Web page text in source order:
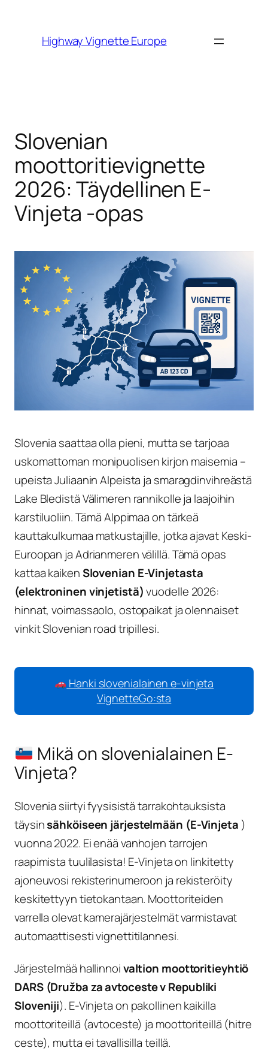
Highway Vignette Europe
Slovenian
moottoritievignette
2026: Täydellinen E-
Vinjeta -opas
Slovenia saattaa olla pieni, mutta se tarjoaa
uskomattoman monipuolisen kirjon maisemia –
upeista Juliaanin Alpeista ja smaragdinvihreästä
Lake Bledistä Välimeren rannikolle ja laajoihin
karstiluoliin. Tämä Alppimaa on tärkeä
kauttakulkumaa matkustajille, jotka ajavat Keski-
Euroopan ja Adrianmeren välillä. Tämä opas
kattaa kaikenSlovenian E-Vinjetasta
(elektroninen vinjetistä)vuodelle 2026:
hinnat, voimassaolo, ostopaikat ja olennaiset
vinkit Slovenian road tripillesi.
Hanki slovenialainen e-vinjeta
VignetteGo:sta
Mikä on slovenialainen E-
Vinjeta?
Slovenia siirtyi fyysisistä tarrakohtauksista
täysinsähköiseen järjestelmään (E-Vinjeta )
vuonna 2022. Ei enää vanhojen tarrojen
raapimista tuulilasista! E-Vinjeta on linkitetty
ajoneuvosi rekisterinumeroon ja rekisteröity
keskitettyyn tietokantaan. Moottoriteiden
varrella olevat kamerajärjestelmät varmistavat
automaattisesti vignettitilannesi.
Järjestelmää hallinnoivaltion moottoritieyhtiö
DARS (Družba za avtoceste v Republiki
Sloveniji). E-Vinjeta on pakollinen kaikilla
moottoriteillä (avtoceste) ja moottoriteillä (hitre
ceste), mutta ei tavallisilla teillä.